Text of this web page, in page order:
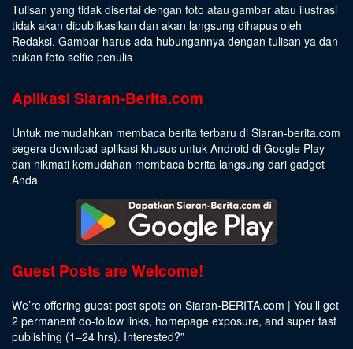
Tulisan yang tidak disertai dengan foto atau gambar atau ilustrasi
tidak akan dipublikasikan dan akan langsung dihapus oleh
Redaksi. Gambar harus ada hubungannya dengan tulisan ya dan
bukan foto selfie penulis
Aplikasi Siaran-Berita.com
Untuk memudahkan membaca berita terbaru di Siaran-berita.com
segera download aplikasi khusus untuk Android di Google Play
dan nikmati kemudahan membaca berita langsung dari gadget
Anda
Guest Posts are Welcome!
We’re offering guest post spots on Siaran-BERITA.com | You’ll get
2 permanent do-follow links, homepage exposure, and super fast
publishing (1–24 hrs). Interested?”